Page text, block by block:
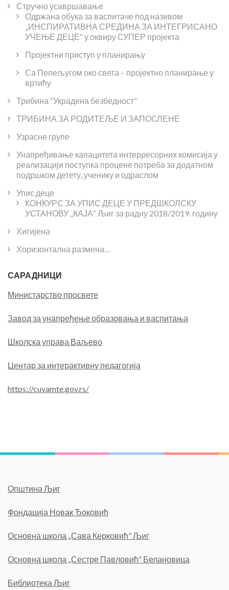
Стручно усавршавање
Одржана обука за васпитаче под називом
„ИНСПИРАТИВНА СРЕДИНА ЗА ИНТЕГРИСАНО
УЧЕЊЕ ДЕЦЕ“ у оквиру СУПЕР пројекта
Пројектни приступ у планирању
Са Пепељугом око света – пројектно планирање у
вртићу
Трибина “Украдена безбедност”
ТРИБИНА ЗА РОДИТЕЉЕ И ЗАПОСЛЕНЕ
Узрасне групе
Унапређивање капацитета интерресорних комисија у
реализацији поступка процене потреба за додатном
подршком детету, ученику и одраслом
Упис деце
КОНКУРС ЗА УПИС ДЕЦЕ У ПРЕДШКОЛСКУ
УСТАНОВУ „КАЈА“ Љиг за радну 2018/2019. годину
Хигијена
Хоризонтална размена…
САРАДНИЦИ
Министарство просвете
Завод за унапређење образовања и васпитања
Школска управа Ваљево
Центар за интерактивну педагогија
https://cuvamte.gov.rs/
Општина Љиг
Фондација Новак Ђоковић
Основна школа ,,Сава Керковић” Љиг
Основна школа ,,Сестре Павловић” Белановица
Библиотека Љиг